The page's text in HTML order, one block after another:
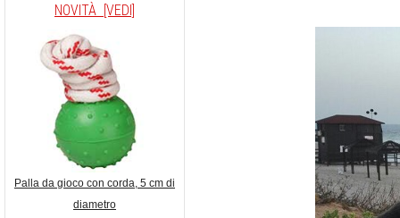
NOVITÀ [VEDI]
Palla da gioco con corda, 5 cm di
diametro